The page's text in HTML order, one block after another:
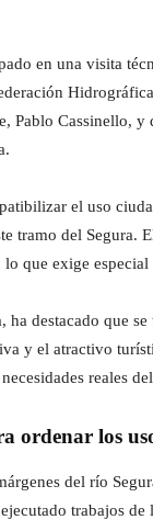
en una visita
Pablo Cassinello,
el uso
tramo del Segura.
lo que exige
ha destacado que
y el atractivo
reales
ordenar los
del río
trabajos